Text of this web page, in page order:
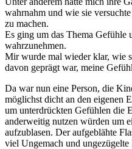
wahrnahm und wie sie
zu machen.
Es ging um das Thema Gefühle
wahrzunehmen.
Mir wurde mal wieder klar, wie
davon geprägt war, meine
Da war nun eine Person, die
möglichst dicht an den eigenen
um unterdrückten Gefühlen die
anderweitig nutzen würden um
aufzublasen. Der aufgeblähte
viel Ungemach und